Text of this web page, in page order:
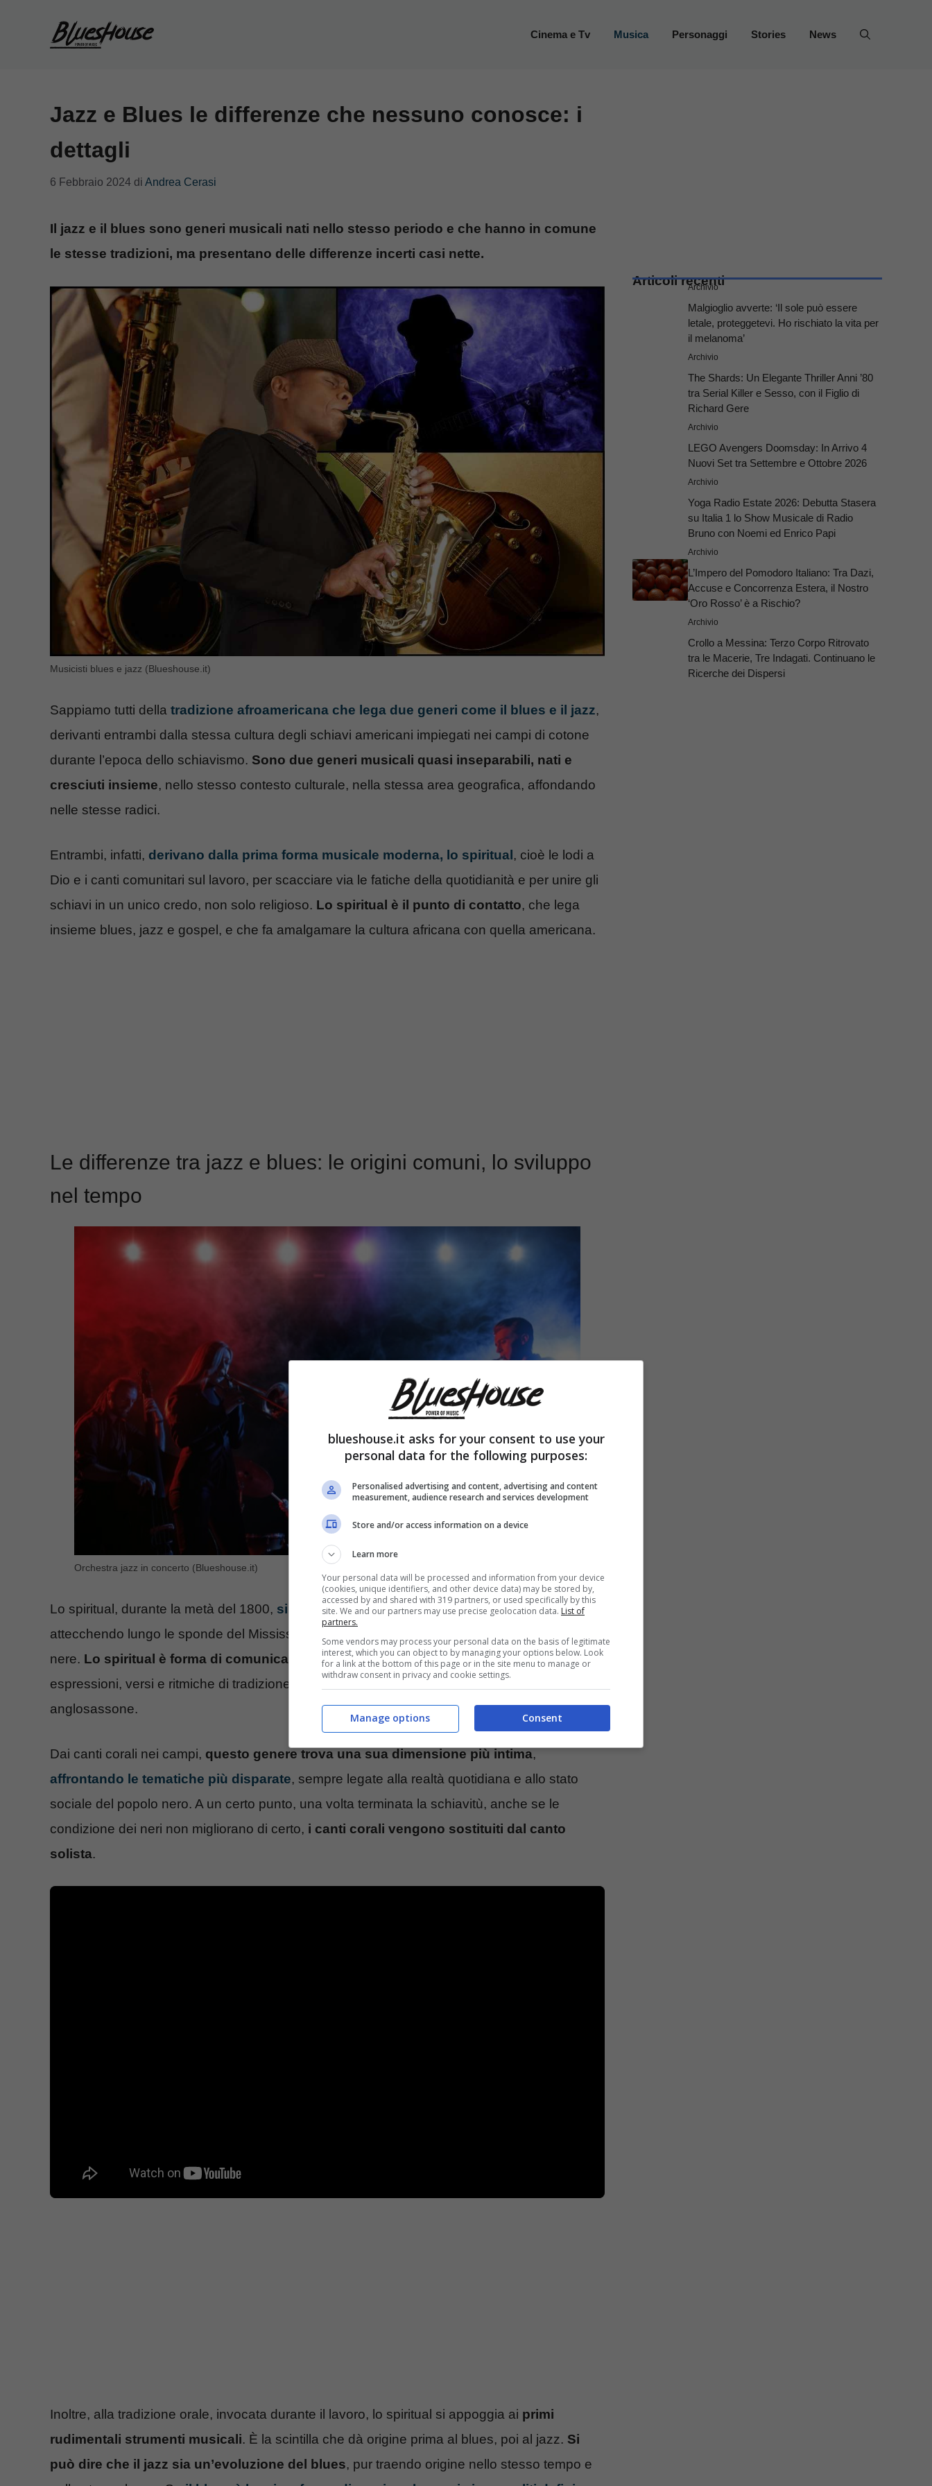
Cinema e Tv Musica Personaggi Stories News
Jazz e Blues le differenze che nessuno conosce: i
dettagli
6 Febbraio 2024 di Andrea Cerasi
Il jazz e il blues sono generi musicali nati nello stesso periodo e che hanno in comune
le stesse tradizioni, ma presentano delle differenze incerti casi nette.
Musicisti blues e jazz (Blueshouse.it)
Sappiamo tutti della tradizione afroamericana che lega due generi come il blues e il jazz,
derivanti entrambi dalla stessa cultura degli schiavi americani impiegati nei campi di cotone
durante l’epoca dello schiavismo. Sono due generi musicali quasi inseparabili, nati e
cresciuti insieme, nello stesso contesto culturale, nella stessa area geografica, affondando
nelle stesse radici.
Entrambi, infatti, derivano dalla prima forma musicale moderna, lo spiritual , cioè le lodi a
Dio e i canti comunitari sul lavoro, per scacciare via le fatiche della quotidianità e per unire gli
schiavi in un unico credo, non solo religioso. Lo spiritual è il punto di contatto, che lega
insieme blues, jazz e gospel, e che fa amalgamare la cultura africana con quella americana.
Le differenze tra jazz e blues: le origini comuni, lo sviluppo
nel tempo
Orchestra jazz in concerto (Blueshouse.it)
Lo spiritual, durante la metà del 1800, si diffonde nell’area meridionale degli Stati Uniti,
attecchendo lungo le sponde del Mississippi, mettendo in comunicazione tutte le comunità
nere. Lo spiritual è forma di comunicazione universale, perché fa ampio utilizzo di
espressioni, versi e ritmiche di tradizione africana, appoggiati però su un linguaggio
anglosassone.
Dai canti corali nei campi, questo genere trova una sua dimensione più intima,
affrontando le tematiche più disparate, sempre legate alla realtà quotidiana e allo stato
sociale del popolo nero. A un certo punto, una volta terminata la schiavitù, anche se le
condizione dei neri non migliorano di certo, i canti corali vengono sostituiti dal canto
solista.
Inoltre, alla tradizione orale, invocata durante il lavoro, lo spiritual si appoggia ai primi
rudimentali strumenti musicali. È la scintilla che dà origine prima al blues, poi al jazz. Si
può dire che il jazz sia un’evoluzione del blues, pur traendo origine nello stesso tempo e
Articoli recenti
Archivio
Malgioglio avverte: ‘Il sole può essere
letale, proteggetevi. Ho rischiato la vita per
il melanoma’
Archivio
The Shards: Un Elegante Thriller Anni ’80
tra Serial Killer e Sesso, con il Figlio di
Richard Gere
Archivio
LEGO Avengers Doomsday: In Arrivo 4
Nuovi Set tra Settembre e Ottobre 2026
Archivio
Yoga Radio Estate 2026: Debutta Stasera
su Italia 1 lo Show Musicale di Radio
Bruno con Noemi ed Enrico Papi
Archivio
L’Impero del Pomodoro Italiano: Tra Dazi,
Accuse e Concorrenza Estera, il Nostro
‘Oro Rosso’ è a Rischio?
Archivio
Crollo a Messina: Terzo Corpo Ritrovato
tra le Macerie, Tre Indagati. Continuano le
Ricerche dei Dispersi
blueshouse.it asks for your consent to use your
personal data for the following purposes:
Personalised advertising and content, advertising and content
measurement, audience research and services development
Store and/or access information on a device
Learn more
Your personal data will be processed and information from your device
(cookies, unique identifiers, and other device data) may be stored by,
accessed by and shared with 319 partners, or used specifically by this
site. We and our partners may use precise geolocation data. List of
partners.
Some vendors may process your personal data on the basis of legitimate
interest, which you can object to by managing your options below. Look
for a link at the bottom of this page or in the site menu to manage or
withdraw consent in privacy and cookie settings.
Consent
Manage options